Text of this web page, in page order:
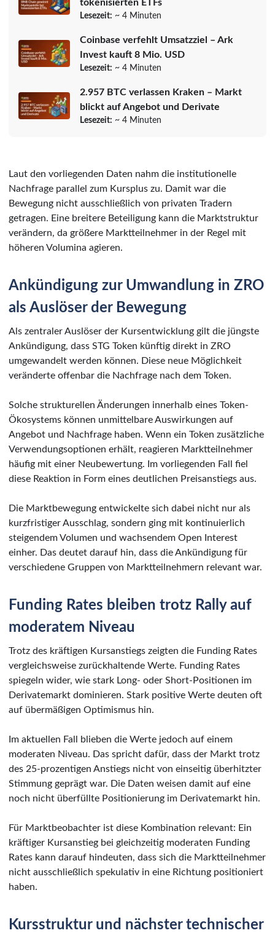
tokenisierten ETFs
Lesezeit: ~ 4 Minuten
Coinbase verfehlt Umsatzziel – Ark
Invest kauft 8 Mio. USD
Lesezeit: ~ 4 Minuten
2.957 BTC verlassen Kraken – Markt
blickt auf Angebot und Derivate
Lesezeit: ~ 4 Minuten
Laut den vorliegenden Daten nahm die institutionelle
Nachfrage parallel zum Kursplus zu. Damit war die
Bewegung nicht ausschließlich von privaten Tradern
getragen. Eine breitere Beteiligung kann die Marktstruktur
verändern, da größere Marktteilnehmer in der Regel mit
höheren Volumina agieren.
Ankündigung zur Umwandlung in ZRO
als Auslöser der Bewegung
Als zentraler Auslöser der Kursentwicklung gilt die jüngste
Ankündigung, dass STG Token künftig direkt in ZRO
umgewandelt werden können. Diese neue Möglichkeit
veränderte offenbar die Nachfrage nach dem Token.
Solche strukturellen Änderungen innerhalb eines Token-
Ökosystems können unmittelbare Auswirkungen auf
Angebot und Nachfrage haben. Wenn ein Token zusätzliche
Verwendungsoptionen erhält, reagieren Marktteilnehmer
häufig mit einer Neubewertung. Im vorliegenden Fall fiel
diese Reaktion in Form eines deutlichen Preisanstiegs aus.
Die Marktbewegung entwickelte sich dabei nicht nur als
kurzfristiger Ausschlag, sondern ging mit kontinuierlich
steigendem Volumen und wachsendem Open Interest
einher. Das deutet darauf hin, dass die Ankündigung für
verschiedene Gruppen von Marktteilnehmern relevant war.
Funding Rates bleiben trotz Rally auf
moderatem Niveau
Trotz des kräftigen Kursanstiegs zeigten die Funding Rates
vergleichsweise zurückhaltende Werte. Funding Rates
spiegeln wider, wie stark Long- oder Short-Positionen im
Derivatemarkt dominieren. Stark positive Werte deuten oft
auf übermäßigen Optimismus hin.
Im aktuellen Fall blieben die Werte jedoch auf einem
moderaten Niveau. Das spricht dafür, dass der Markt trotz
des 25-prozentigen Anstiegs nicht von einseitig überhitzter
Stimmung geprägt war. Die Daten weisen damit auf eine
noch nicht überfüllte Positionierung im Derivatemarkt hin.
Für Marktbeobachter ist diese Kombination relevant: Ein
kräftiger Kursanstieg bei gleichzeitig moderaten Funding
Rates kann darauf hindeuten, dass sich die Marktteilnehmer
nicht ausschließlich spekulativ in eine Richtung positioniert
haben.
Kursstruktur und nächster technischer